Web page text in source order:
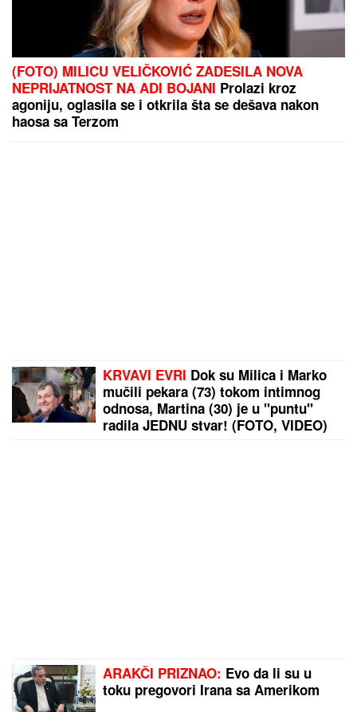
(FOTO) MILICU VELIČKOVIĆ ZADESILA NOVA
NEPRIJATNOST NA ADI BOJANI Prolazi kroz
agoniju, oglasila se i otkrila šta se dešava nakon
haosa sa Terzom
KRVAVI EVRI Dok su Milica i Marko
mučili pekara (73) tokom intimnog
odnosa, Martina (30) je u "puntu"
radila JEDNU stvar! (FOTO, VIDEO)
ARAKČI PRIZNAO: Evo da li su u
toku pregovori Irana sa Amerikom